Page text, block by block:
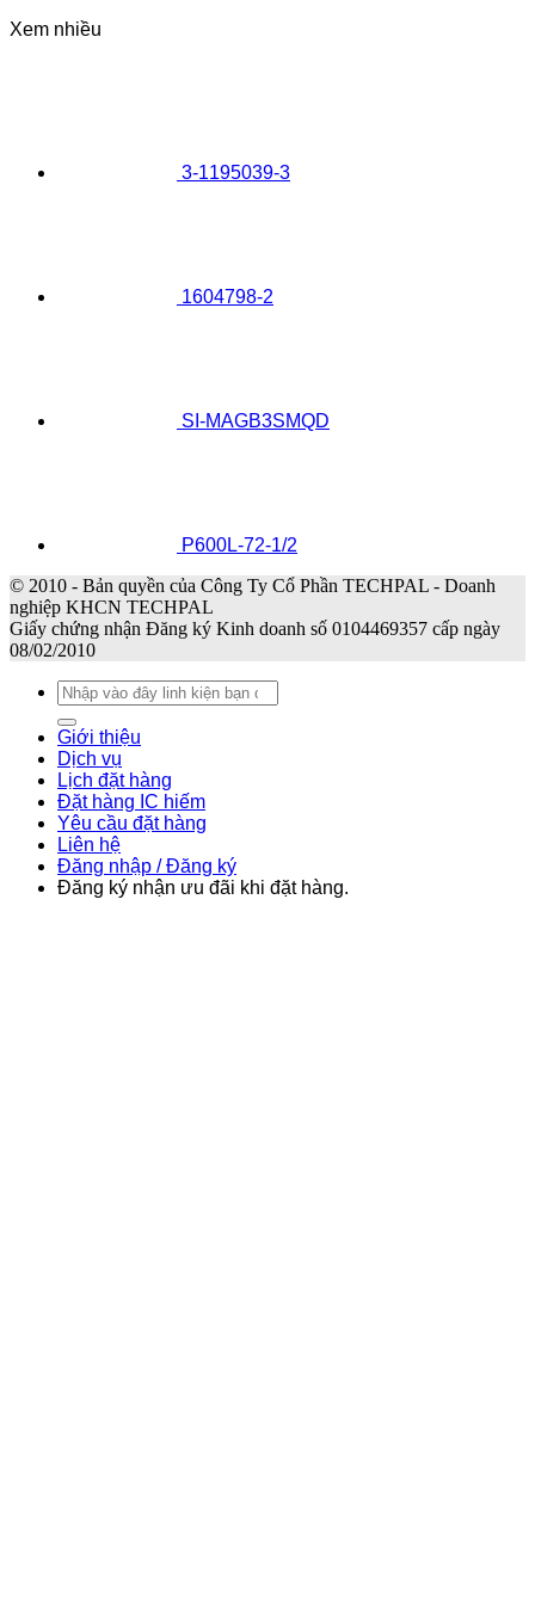
Xem nhiều
3-1195039-3
1604798-2
SI-MAGB3SMQD
P600L-72-1/2
© 2010 - Bản quyền của Công Ty Cổ Phần TECHPAL - Doanh
nghiệp KHCN TECHPAL
Giấy chứng nhận Đăng ký Kinh doanh số 0104469357 cấp ngày
08/02/2010
Tìm
kiếm:
Giới thiệu
Dịch vụ
Lịch đặt hàng
Đặt hàng IC hiếm
Yêu cầu đặt hàng
Liên hệ
Đăng nhập / Đăng ký
Đăng ký nhận ưu đãi khi đặt hàng.